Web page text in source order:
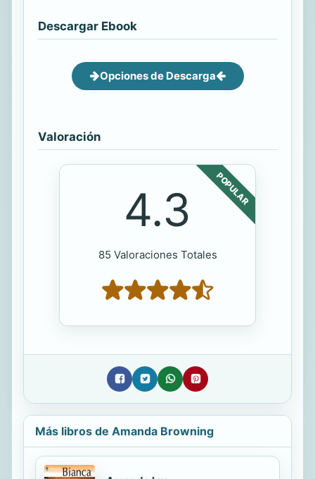
Descargar Ebook
Opciones de Descarga
Valoración
POPULAR
4.3
85 Valoraciones Totales
Más libros de Amanda Browning